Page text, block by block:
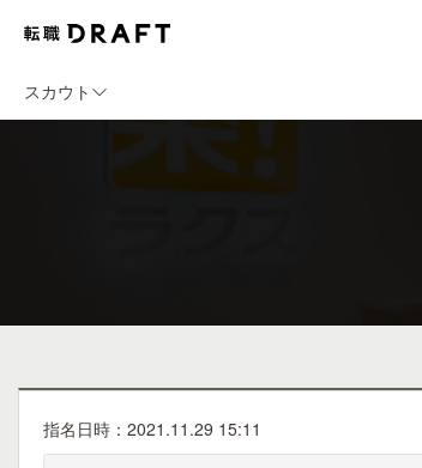
スカウト
指名日時：2021.11.29 15:11